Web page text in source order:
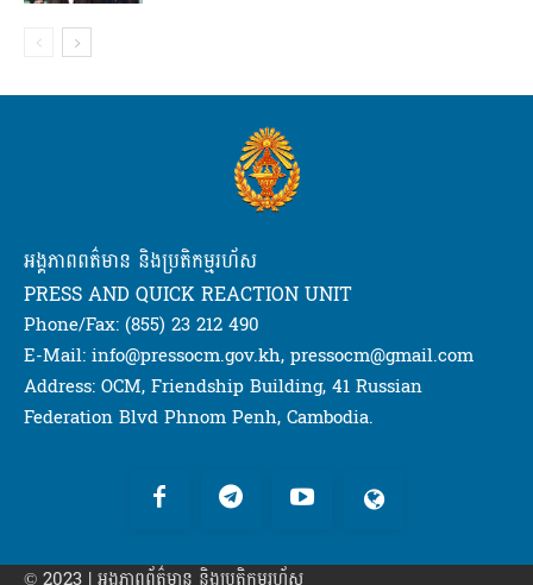
អង្គភាពពត៌មាន និងប្រតិកម្មរហ័ស
PRESS AND QUICK REACTION UNIT
Phone/Fax: (855) 23 212 490
E-Mail: info@pressocm.gov.kh, pressocm@gmail.com
Address: OCM, Friendship Building, 41 Russian
Federation Blvd Phnom Penh, Cambodia.